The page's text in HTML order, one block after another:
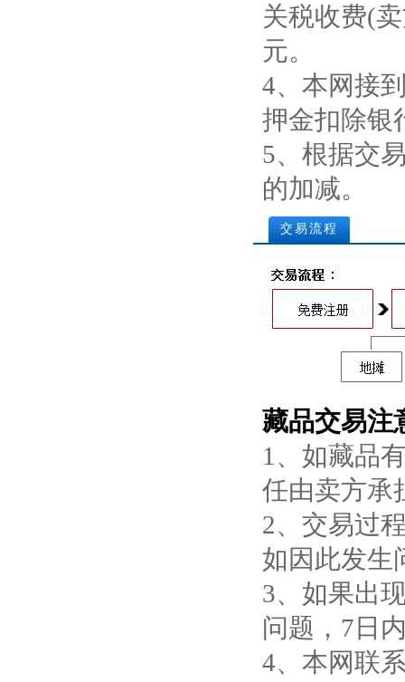
关税收费(
元。
4、本网接
押金扣除银
5、根据交
的加减。
交易流程
藏品交易注
1、如藏品
任由卖方承
2、交易过
如因此发生
3、如果出
问题，7日
4、本网联